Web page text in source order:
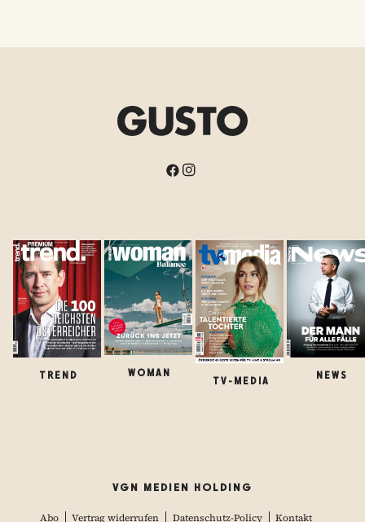
TREND WOMAN
TV-MEDIA
NEWS
VGN MEDIEN HOLDING
Abo Vertrag widerrufen Datenschutz-Policy Kontakt